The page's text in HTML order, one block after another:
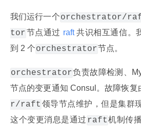
我们运行一个orchestrator/
tor节点通过 raft 共识相互通信。
到 2 个orchestrator节点。
orchestrator负责故障检测、
节点的变更通知 Consul。故障恢复
r/raft 领导节点维护，但是集群
这个变更消息是通过 raft机制传